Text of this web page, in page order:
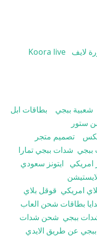
لايف Koora live
شعبية ببجي
بطاقات ابل
ستور
تصميم متجر
شدات ببجي تمارا
امريكي
ايتونز سعودي
امريكي قوقل بلاي
بطاقات شحن العاب
ببجي شحن شدات
عن طريق الايدي